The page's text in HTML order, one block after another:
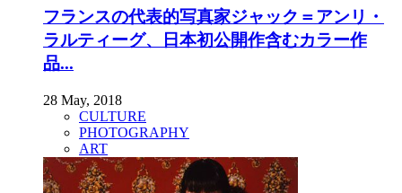
フランスの代表的写真家ジャック＝アンリ・
ラルティーグ、日本初公開作含むカラー作
品...
28 May, 2018
CULTURE
PHOTOGRAPHY
ART